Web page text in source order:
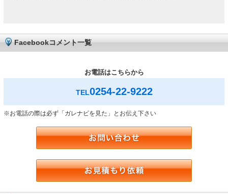
Facebookコメント一覧
お電話はこちらから
TEL0254-22-9222
※お電話の際は必ず「ガレナビを見た」とお伝え下さい